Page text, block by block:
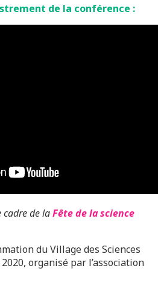
de la conférence :
cadre de laFête de la science
du Village des Sciences
organisé par l’association